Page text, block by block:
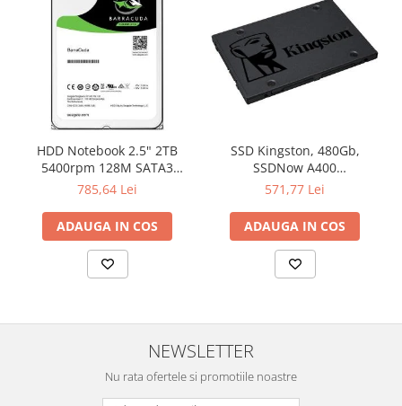
Televizoare & accesorii
Multiboard & Accessorii
Multimedia
Foto & Video
Cloud si Aplicatii SaaS
Sisteme Videoconferinta
Securitate Date
Firewall
HDD Notebook 2.5" 2TB
5400rpm 128M SATA3
SEAGATE
785,64 Lei
ADAUGA IN COS
SSD Kingston, 480Gb,
SSDNow A400
"SA400S37/480G"
571,77 Lei
ADAUGA IN COS
NEWSLETTER
Nu rata ofertele si promotiile noastre